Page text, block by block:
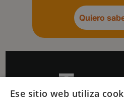
Quiero
Ese sitio web utiliza